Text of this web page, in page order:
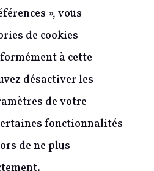
», vous
de cookies
à cette
désactiver les
de votre
fonctionnalités
de ne plus